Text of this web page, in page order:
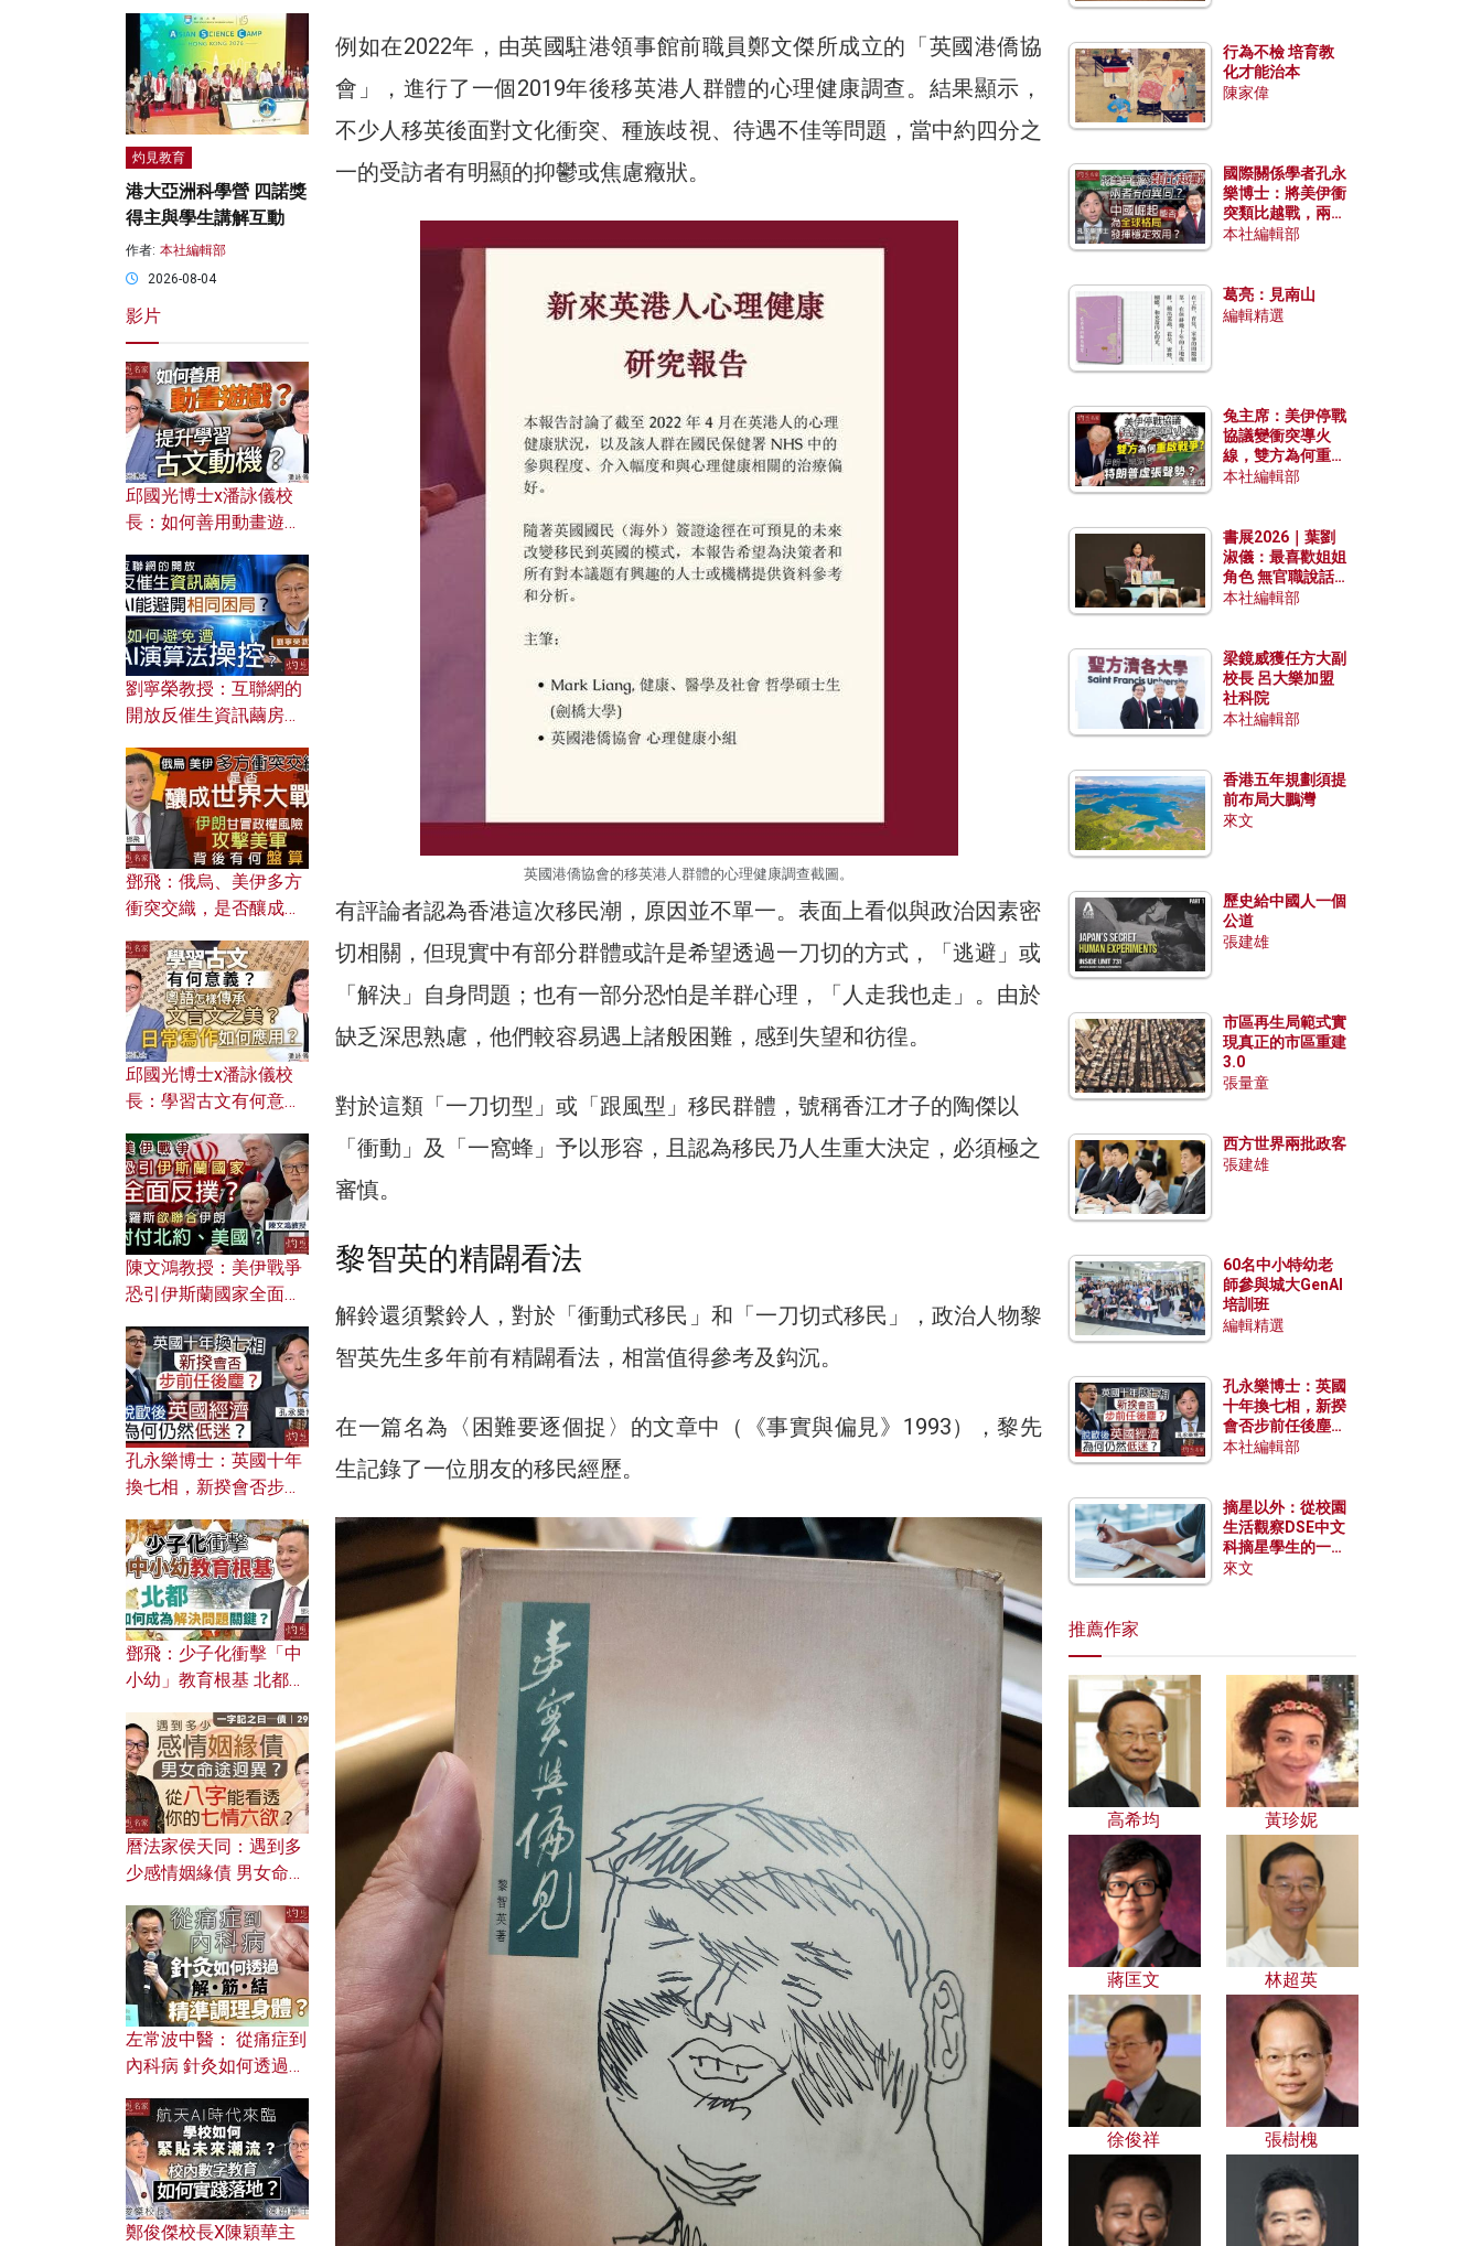
例如在2022年，由英國駐港領事館前職員鄭文傑所成立的「英國港僑協
會」，進行了一個2019年後移英港人群體的心理健康調查。結果顯示，
不少人移英後面對文化衝突、種族歧視、待遇不佳等問題，當中約四分之
一的受訪者有明顯的抑鬱或焦慮癥狀。
英國港僑協會的移英港人群體的心理健康調查截圖。
有評論者認為香港這次移民潮，原因並不單一。表面上看似與政治因素密
切相關，但現實中有部分群體或許是希望透過一刀切的方式，「逃避」或
「解決」自身問題；也有一部分恐怕是羊群心理，「人走我也走」。由於
缺乏深思熟慮，他們較容易遇上諸般困難，感到失望和彷徨。
對於這類「一刀切型」或「跟風型」移民群體，號稱香江才子的陶傑以
「衝動」及「一窩蜂」予以形容，且認為移民乃人生重大決定，必須極之
審慎。
黎智英的精闢看法
解鈴還須繫鈴人，對於「衝動式移民」和「一刀切式移民」，政治人物黎
智英先生多年前有精闢看法，相當值得參考及鈎沉。
在一篇名為〈困難要逐個捉〉的文章中（《事實與偏見》1993），黎先
生記錄了一位朋友的移民經歷。
灼見教育
港大亞洲科學營 四諾獎
得主與學生講解互動
作者: 本社編輯部
2026-08-04
影片
邱國光博士x潘詠儀校
長：如何善用動畫遊戲
劉寧榮教授：互聯網的
開放反催生資訊繭房，
何避免遭AI演算法操
控？
鄧飛：俄烏、美伊多方
衝突交織，是否釀成世
風險攻擊美軍，背後有
何盤算？
邱國光博士x潘詠儀校
長：學習古文有何意
文之美？ 日常寫作如何
應用？
陳文鴻教授：美伊戰爭
恐引伊斯蘭國家全面反
對付北約美國？
孔永樂博士：英國十年
換七相，新揆會否步前
濟為何仍然低迷？
鄧飛：少子化衝擊「中
小幼」教育根基 北都如
曆法家侯天同：遇到多
少感情姻緣債 男女命途
的七情六欲？
左常波中醫： 從痛症到
內科病 針灸如何透過解
鄭俊傑校長X陳穎華主
行為不檢 培育教
化才能治本
陳家偉
國際關係學者孔永
樂博士：將美伊衝
突類比越戰，兩者
有何異同？中國崛
本社編輯部
葛亮：見南山
編輯精選
兔主席：美伊停戰
協議變衝突導火
線，雙方為何重啟
戰爭？伊朗一早洞
本社編輯部
書展2026｜葉劉
淑儀：最喜歡姐姐
角色 無官職說話
包袱少
本社編輯部
梁鏡威獲任方大副
校長 呂大樂加盟
社科院
本社編輯部
香港五年規劃須提
前布局大鵬灣
來文
歷史給中國人一個
公道
張建雄
市區再生局範式實
現真正的市區重建
3.0
張量童
西方世界兩批政客
張建雄
60名中小特幼老
師參與城大GenAI
培訓班
編輯精選
孔永樂博士：英國
十年換七相，新揆
會否步前任後塵？
脫歐後英國經濟為
本社編輯部
摘星以外：從校園
生活觀察DSE中文
科摘星學生的一點
特質
來文
推薦作家
高希均 黃珍妮
蔣匡文 林超英
徐俊祥 張樹槐